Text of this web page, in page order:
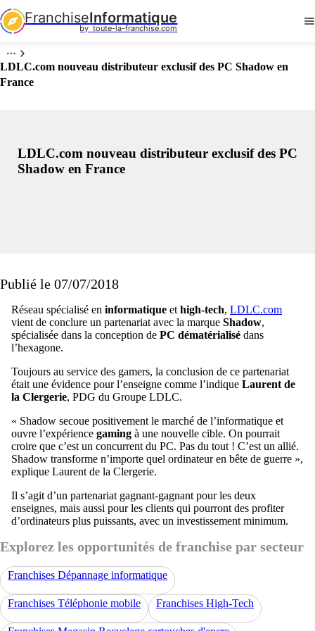
FranchiseInformatique
by  toute-la-franchise.com
LDLC.com nouveau distributeur exclusif des PC Shadow en
France
LDLC.com nouveau distributeur exclusif des PC
Shadow en France
Publié le 07/07/2018
Réseau spécialisé en informatique et high-tech, LDLC.com
vient de conclure un partenariat avec la marque Shadow,
spécialisée dans la conception de PC dématérialisé dans
l’hexagone.
Toujours au service des gamers, la conclusion de ce partenariat
était une évidence pour l’enseigne comme l’indique Laurent de
la Clergerie, PDG du Groupe LDLC.
« Shadow secoue positivement le marché de l’informatique et
ouvre l’expérience gaming à une nouvelle cible. On pourrait
croire que c’est un concurrent du PC. Pas du tout ! C’est un allié.
Shadow transforme n’importe quel ordinateur en bête de guerre »,
explique Laurent de la Clergerie.
Il s’agit d’un partenariat gagnant-gagnant pour les deux
enseignes, mais aussi pour les clients qui pourront des profiter
d’ordinateurs plus puissants, avec un investissement minimum.
Explorez les opportunités de franchise par secteur
Franchises Dépannage informatique
Franchises Téléphonie mobile Franchises High-Tech